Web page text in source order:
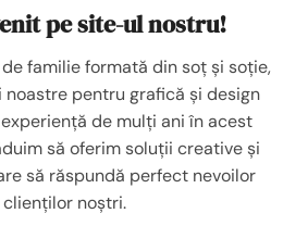
pe site-ul nostru!
familie formată din soț și soție,
pentru grafică și design
de mulți ani în acest
să oferim soluții creative și
să răspundă perfect nevoilor
clienților noștri.